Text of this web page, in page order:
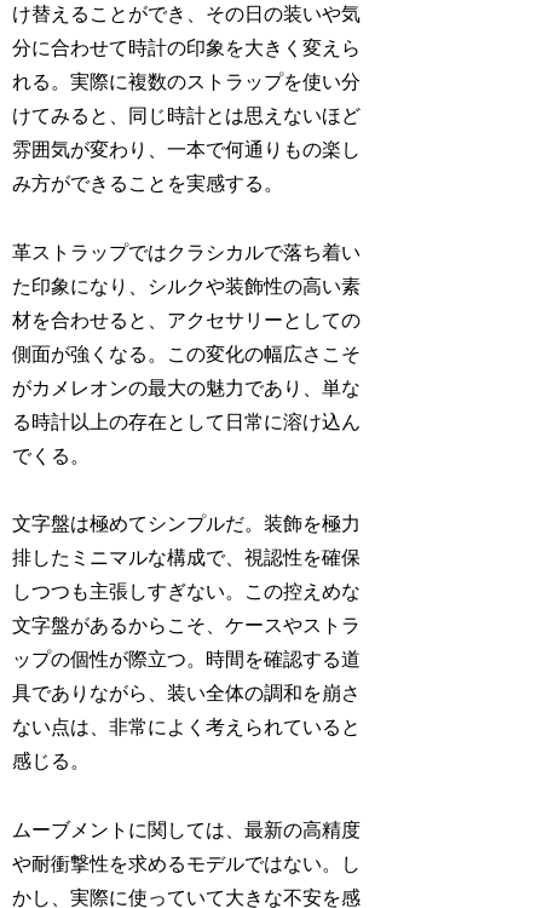
け替えることができ、その日の装いや気
分に合わせて時計の印象を大きく変えら
れる。実際に複数のストラップを使い分
けてみると、同じ時計とは思えないほど
雰囲気が変わり、一本で何通りもの楽し
み方ができることを実感する。
革ストラップではクラシカルで落ち着い
た印象になり、シルクや装飾性の高い素
材を合わせると、アクセサリーとしての
側面が強くなる。この変化の幅広さこそ
がカメレオンの最大の魅力であり、単な
る時計以上の存在として日常に溶け込ん
でくる。
文字盤は極めてシンプルだ。装飾を極力
排したミニマルな構成で、視認性を確保
しつつも主張しすぎない。この控えめな
文字盤があるからこそ、ケースやストラ
ップの個性が際立つ。時間を確認する道
具でありながら、装い全体の調和を崩さ
ない点は、非常によく考えられていると
感じる。
ムーブメントに関しては、最新の高精度
や耐衝撃性を求めるモデルではない。し
かし、実際に使っていて大きな不安を感